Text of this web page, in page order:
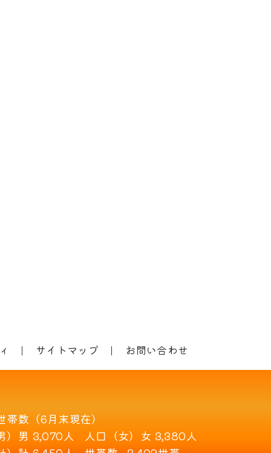
サイトマップ お問い合わせ
帯数（6月末現在）
男 3,070人 人口（女） 女 3,380人